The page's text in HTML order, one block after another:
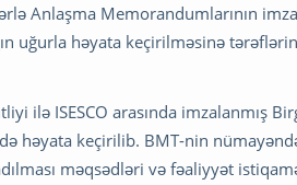
Anlaşma Memorandumlarının
uğurla həyata keçirilməsinə
ilə ISESCO arasında imzalanmış
həyata keçirilib. BMT-nin
məqsədləri və fəaliyyət